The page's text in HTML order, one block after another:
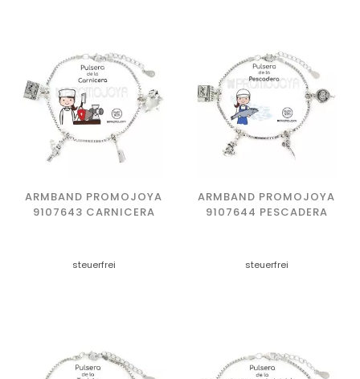
ARMBAND PROMOJOYA
9107643 CARNICERA
steuerfrei
ARMBAND PROMOJOYA
9107644 PESCADERA
steuerfrei